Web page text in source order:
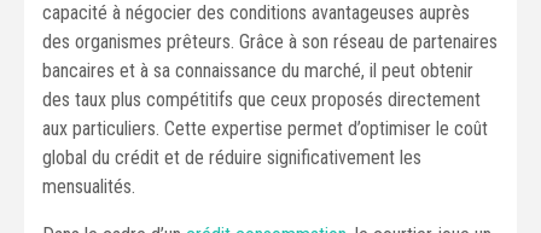
capacité à négocier des conditions avantageuses auprès
des organismes prêteurs. Grâce à son réseau de partenaires
bancaires et à sa connaissance du marché, il peut obtenir
des taux plus compétitifs que ceux proposés directement
aux particuliers. Cette expertise permet d’optimiser le coût
global du crédit et de réduire significativement les
mensualités.